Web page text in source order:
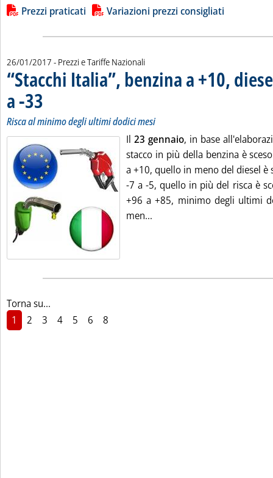
Lista allegati PDF alla notizia
Prezzi praticati Variazioni prezzi consigliati
26/01/2017 - Prezzi e Tariffe Nazionali
“Stacchi Italia”, benzina a +10,
a -33
Risca al minimo degli ultimi dodici mesi
Il 23 gennaio, in base
stacco in più della benzina è
a +10, quello in meno del diesel è
-7 a -5, quello in più del risca è
+96 a +85, minimo degli ultimi
men...
Torna su...
1
2 3 4 5 6 8